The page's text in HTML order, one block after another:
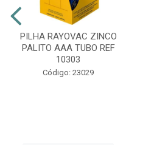
PILHA RAYOVAC ZINCO
PALITO AAA TUBO REF
10303
Código: 23029